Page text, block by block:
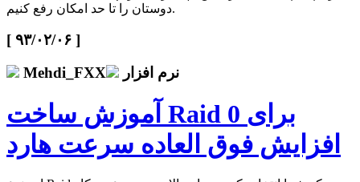
دوستان را تا حد امکان رفع کنیم.
[ ۹۳/۰۲/۰۶ ]
Mehdi_FXX
نرم افزار
آموزش ساخت Raid 0 برای
افزایش فوق العاده سرعت هارد